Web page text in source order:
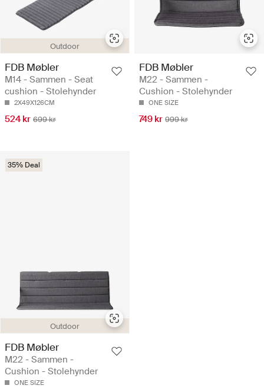
Outdoor
FDB Møbler
M14 - Sammen - Seat
cushion - Stolehynder
2X49X126CM
524 kr 699 kr
FDB Møbler
M22 - Sammen -
Cushion - Stolehynder
ONE SIZE
749 kr 999 kr
Outdoor
35% Deal
FDB Møbler
M22 - Sammen -
Cushion - Stolehynder
ONE SIZE